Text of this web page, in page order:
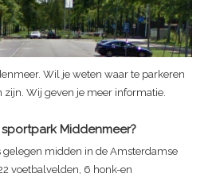
Wil je weten waar te parkeren
zijn. Wij geven je meer informatie.
Middenmeer?
midden in de Amsterdamse
voetbalvelden, 6 honk-en